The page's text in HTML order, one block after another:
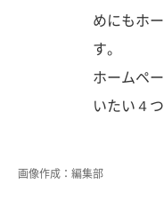
めにもホ
す。
ホームペ
いたい４
画像作成：編集部